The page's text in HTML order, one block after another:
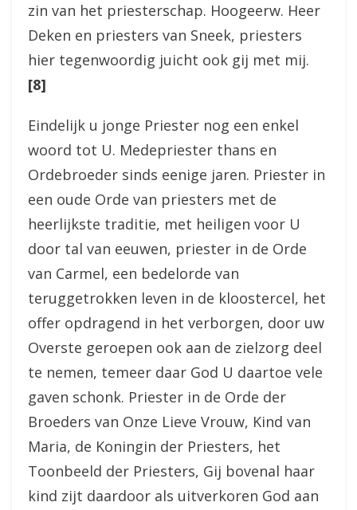
zin van het priesterschap. Hoogeerw. Heer
Deken en priesters van Sneek, priesters
hier tegenwoordig juicht ook gij met mij.
[8]
Eindelijk u jonge Priester nog een enkel
woord tot U. Medepriester thans en
Ordebroeder sinds eenige jaren. Priester in
een oude Orde van priesters met de
heerlijkste traditie, met heiligen voor U
door tal van eeuwen, priester in de Orde
van Carmel, een bedelorde van
teruggetrokken leven in de kloostercel, het
offer opdragend in het verborgen, door uw
Overste geroepen ook aan de zielzorg deel
te nemen, temeer daar God U daartoe vele
gaven schonk. Priester in de Orde der
Broeders van Onze Lieve Vrouw, Kind van
Maria, de Koningin der Priesters, het
Toonbeeld der Priesters, Gij bovenal haar
kind zijt daardoor als uitverkoren God aan